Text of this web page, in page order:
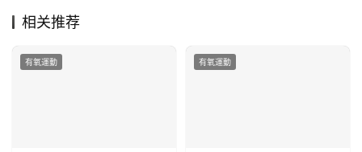
相关推荐
有氧運動 有氧運動